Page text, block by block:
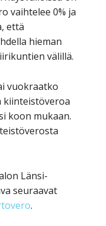
vaihtelee 0% ja
että
hieman
välillä.
vuokraatko
kiinteistöveroa
koon mukaan.
Länsi-
seuraavat
.